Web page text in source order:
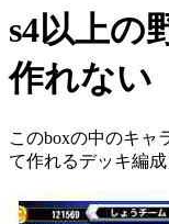
s4以上の
作れない
このboxの中のキャ
て作れるデッキ編